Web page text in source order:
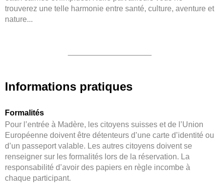
trouverez une telle harmonie entre santé, culture, aventure et
nature...
Informations pratiques
Formalités
Pour l’entrée à Madère, les citoyens suisses et de l’Union
Européenne doivent être détenteurs d’une carte d’identité ou
d’un passeport valable. Les autres citoyens doivent se
renseigner sur les formalités lors de la réservation. La
responsabilité d’avoir des papiers en règle incombe à
chaque participant.